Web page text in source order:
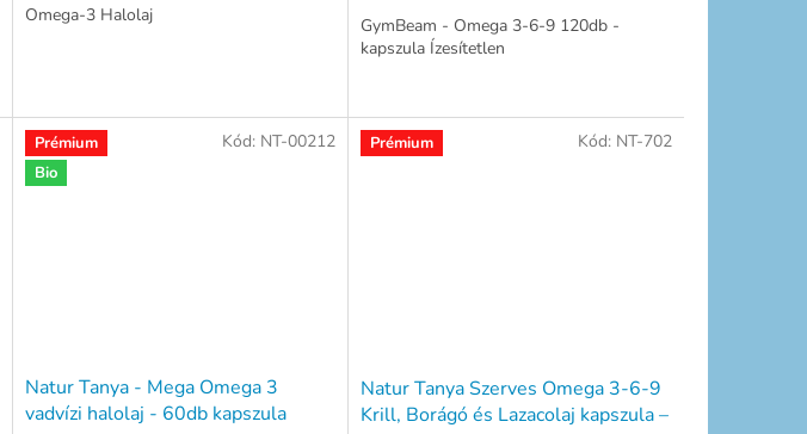
Omega-3 Halolaj
GymBeam - Omega 3-6-9 120db -
kapszula Ízesítetlen
Prémium
Bio
Natur Tanya - Mega Omega 3
vadvízi halolaj - 60db kapszula
Kód: NT-00212 Prémium
Natur Tanya Szerves Omega 3-6-9
Krill, Borágó és Lazacolaj kapszula –
Kód: NT-702